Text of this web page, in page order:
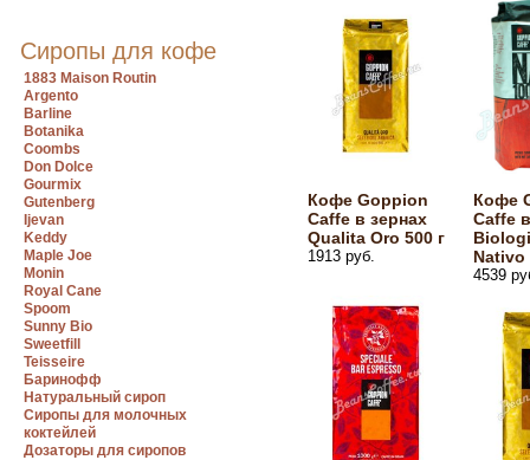
Сиропы для кофе
1883 Maison Routin
Argento
Barline
Botanika
Coombs
Don Dolce
Gourmix
Gutenberg
Ijevan
Keddy
Maple Joe
Monin
Royal Cane
Spoom
Sunny Bio
Sweetfill
Teisseire
Баринофф
Натуральный сироп
Сиропы для молочных
коктейлей
Дозаторы для сиропов
Кофе Goppion
Caffe в зернах
Qualita Oro 500 г
1913 руб.
Кофе
Caffe
Nativo
4539